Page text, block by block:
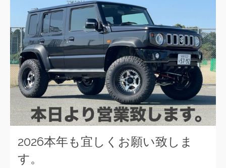
2026本年も宜しくお願い致しま
す。